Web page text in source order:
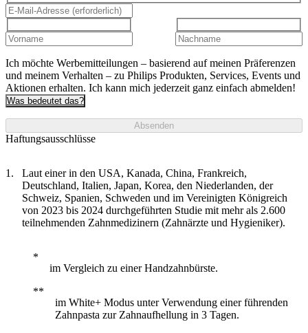
Ich möchte Werbemitteilungen – basierend auf meinen Präferenzen
und meinem Verhalten – zu Philips Produkten, Services, Events und
Aktionen erhalten. Ich kann mich jederzeit ganz einfach abmelden!
Was bedeutet das?
Absenden
Haftungsausschlüsse
Laut einer in den USA, Kanada, China, Frankreich,
Deutschland, Italien, Japan, Korea, den Niederlanden, der
Schweiz, Spanien, Schweden und im Vereinigten Königreich
von 2023 bis 2024 durchgeführten Studie mit mehr als 2.600
teilnehmenden Zahnmedizinern (Zahnärzte und Hygieniker).
im Vergleich zu einer Handzahnbürste.
im White+ Modus unter Verwendung einer führenden
Zahnpasta zur Zahnaufhellung in 3 Tagen.